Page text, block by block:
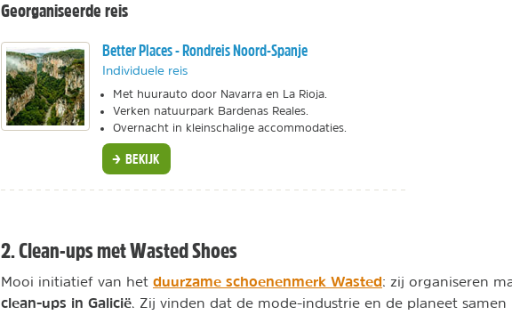
Georganiseerde reis
Better Places - Rondreis Noord-Spanje
Individuele reis
Met huurauto door Navarra en La Rioja.
Verken natuurpark Bardenas Reales.
Overnacht in kleinschalige accommodaties.
BEKIJK
2. Clean-ups met Wasted Shoes
Mooi initiatief van het duurzame schoenenmerk Wasted: zij organiseren
clean-ups in Galicië . Zij vinden dat de mode-industrie en de planeet